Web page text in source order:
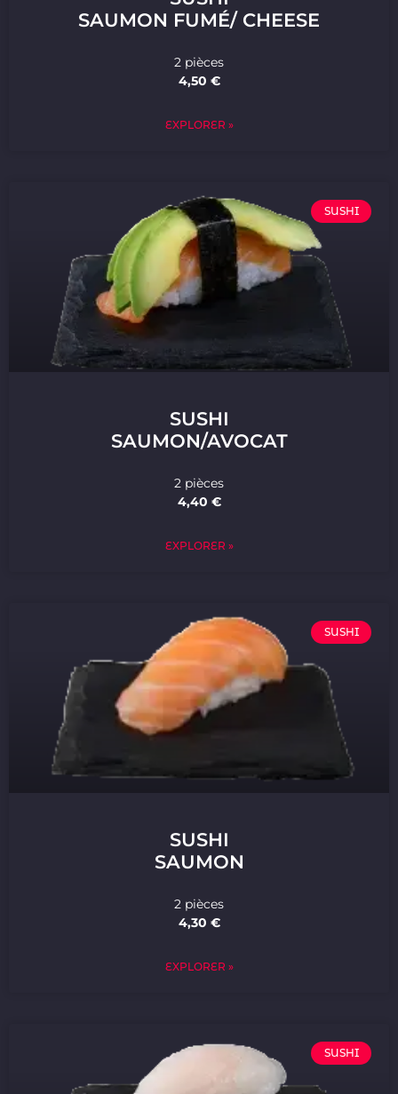
SAUMON FUMÉ/ CHEESE
2 pièces
4,50 €
EXPLORER »
SUSHI
SUSHI
SAUMON/AVOCAT
2 pièces
4,40 €
EXPLORER »
SUSHI
SUSHI
SAUMON
2 pièces
4,30 €
EXPLORER »
SUSHI